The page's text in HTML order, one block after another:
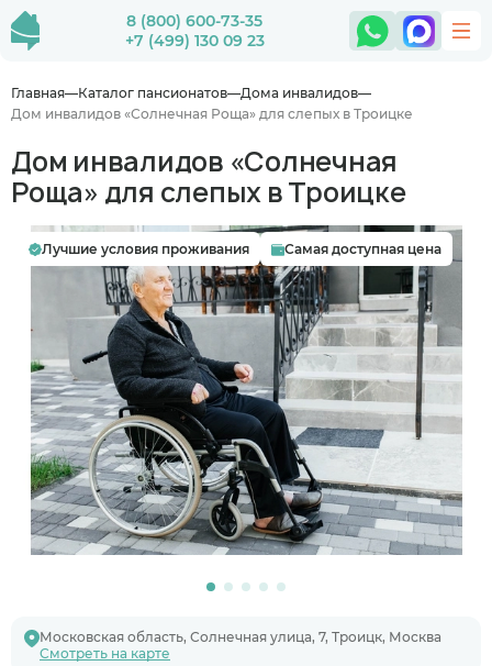
8 (800) 600-73-35
+7 (499) 130 09 23
Главная Каталог пансионатов
Дома инвалидов
Дом инвалидов «Солнечная Роща» для слепых в Троицке
Дом инвалидов «Солнечная
Роща» для слепых в Троицке
Московская область, Солнечная улица, 7, Троицк, Москва
Смотреть на карте
Лучшие условия проживания Самая доступная цена